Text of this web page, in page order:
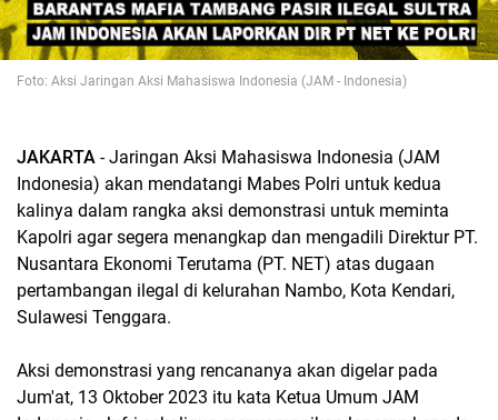
Foto: Aksi Jaringan Aksi Mahasiswa Indonesia (JAM - Indonesia)
JAKARTA - Jaringan Aksi Mahasiswa Indonesia (JAM
Indonesia) akan mendatangi Mabes Polri untuk kedua
kalinya dalam rangka aksi demonstrasi untuk meminta
Kapolri agar segera menangkap dan mengadili Direktur PT.
Nusantara Ekonomi Terutama (PT. NET) atas dugaan
pertambangan ilegal di kelurahan Nambo, Kota Kendari,
Sulawesi Tenggara.
Aksi demonstrasi yang rencananya akan digelar pada
Jum'at, 13 Oktober 2023 itu kata Ketua Umum JAM